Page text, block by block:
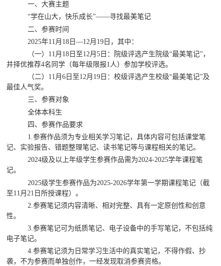
一、大赛主题
“学在山大，快乐成长”——寻找最美笔记
二、参赛时间
2025年11月18日—12月19日，其中：
（一） 11月18 日至12月5 日：院级评选产生院级“最美笔记”，
并择优推荐4名同学（每年级限报1人）参加学校评选。
（二） 11月6 日至12月 19 日：校级评选产生校级“最美笔记”及
最佳人气奖。
三、参赛对象
全体本科生
四、参赛作品要求
1.参赛作品须为专业相关学习笔记，具体内容可包括课堂笔
记、实验报告、错题整理笔记、读书笔记等与课程相关的笔记。
2024级及以上年级学生参赛作品需为2024-2025学年课程笔
记。
2025级学生参赛作品为2025-2026学年第一学期课程笔记（截
至11月21日所授课程）。
2.参赛笔记须内容清晰、相对完整、具有一定原创性和创意
性。
3.参赛笔记可为纸质笔记、电子设备中的手写笔记，不包括纯
电子笔记。
4.参赛笔记须为日常学习生活中的真实笔记，不得作假、抄
袭，不为参赛而单独创作，一经发现取消参赛资格。